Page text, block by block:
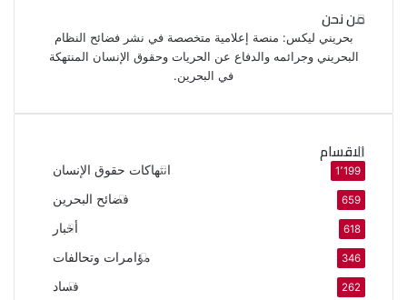
من نحن
بحريني ليكس: منصة إعلامية متخصصة في نشر فضائح النظام
البحريني وجرائمه والدفاع عن الحريات وحقوق الإنسان المنتهكة
في البحرين.
الاقسام
انتهاكات حقوق الإنسان 1٬199
فضائح البحرين 659
أخبار 618
مؤامرات وتحالفات 346
فساد 262